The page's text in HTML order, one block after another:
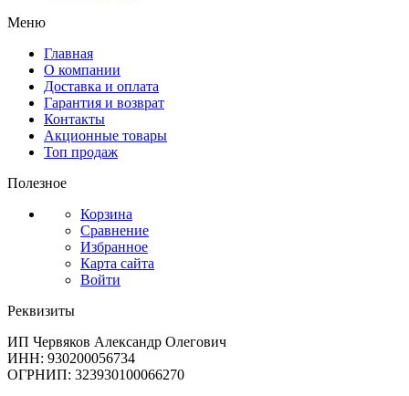
Меню
Главная
О компании
Доставка и оплата
Гарантия и возврат
Контакты
Акционные товары
Топ продаж
Полезное
Корзина
Сравнение
Избранное
Карта сайта
Войти
Реквизиты
ИП Червяков Александр Олегович
ИНН: 930200056734
ОГРНИП: 323930100066270